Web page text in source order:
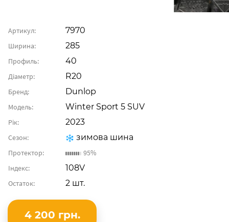
Артикул: 7970
Ширина: 285
Профиль: 40
Діаметр: R20
Бренд: Dunlop
Модель: Winter Sport 5 SUV
Рік: 2023
Сезон: зимова шина
Протектор:
95%
Індекс:
108V
Остаток: 2 шт.
4 200 грн.